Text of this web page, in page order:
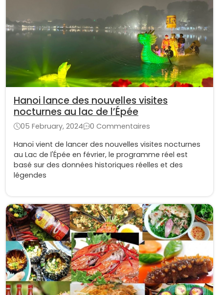
Hanoi lance des nouvelles visites
nocturnes au lac de l’Épée
05 February, 2024
0 Commentaires
Hanoï vient de lancer des nouvelles visites nocturnes
au Lac de l'Épée en février, le programme réel est
basé sur des données historiques réelles et des
légendes